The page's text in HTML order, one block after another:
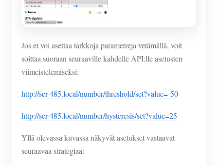
Jos et voi asettaa tarkkoja parametreja vetämällä, voit
soittaa suoraan seuraaville kahdelle API:lle asetusten
viimeistelemiseksi:
http://scr-485.local/number/threshold/set?value=-50
http://scr-485.local/number/hysteresis/set?value=25
Yllä olevassa kuvassa näkyvät asetukset vastaavat
seuraavaa strategiaa: